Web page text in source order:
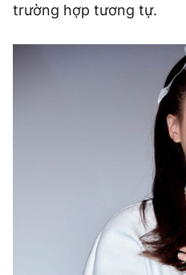
trường hợp tương tự.